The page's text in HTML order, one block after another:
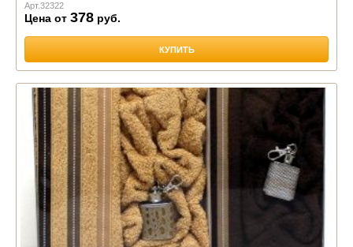
Арт.32322
Цена от 378 руб.
КУПИТЬ